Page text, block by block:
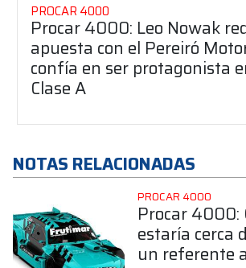
PROCAR 4000
Procar 4000: Leo Nowak
apuesta con el Pereiró
confía en ser protagonista
Clase A
NOTAS RELACIONADAS
PROCAR 4000
Procar 4000:
estaría cerca
un referente